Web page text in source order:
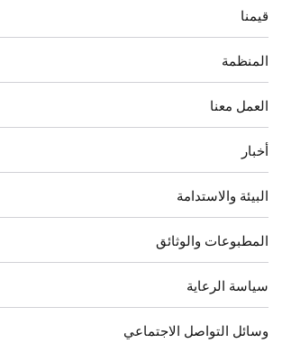
قيمنا
المنظمة
العمل معنا
أخبار
البيئة والاستدامة
المطبوعات والوثائق
سياسة الرعاية
وسائل التواصل الاجتماعي